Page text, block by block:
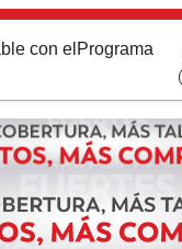
con el Programa